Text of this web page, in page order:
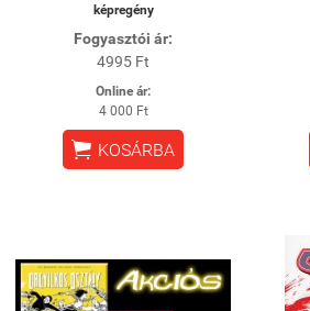
képregény
Fogyasztói ár:
4995 Ft
Online ár:
4 000 Ft
 KOSÁRBA